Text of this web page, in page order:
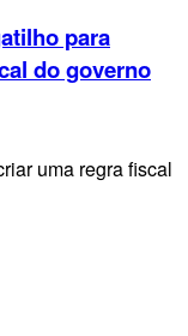
para
do governo
uma regra fiscal